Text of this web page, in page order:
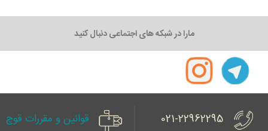
مارا در شبکه های اجتماعی دنبال کنید
021-22962295 قوانین و مقررات قوچ